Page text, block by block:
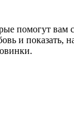
помогут
и показать,